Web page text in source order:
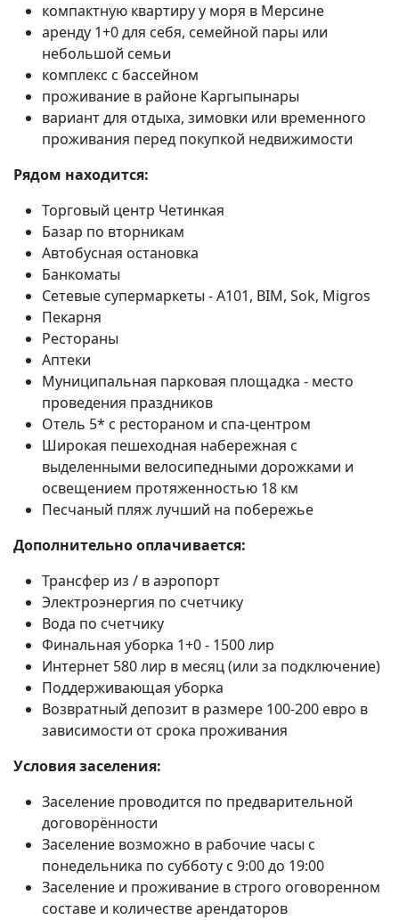
компактную квартиру у моря в Мерсине
аренду 1+0 для себя, семейной пары или
небольшой семьи
комплекс с бассейном
проживание в районе Каргыпынары
вариант для отдыха, зимовки или временного
проживания перед покупкой недвижимости
Рядом находится:
Торговый центр Четинкая
Базар по вторникам
Автобусная остановка
Банкоматы
Сетевые супермаркеты - A101, BIM, Sok, Migros
Пекарня
Рестораны
Аптеки
Муниципальная парковая площадка - место
проведения праздников
Отель 5* с рестораном и спа-центром
Широкая пешеходная набережная с
выделенными велосипедными дорожками и
освещением протяженностью 18 км
Песчаный пляж лучший на побережье
Дополнительно оплачивается:
Трансфер из / в аэропорт
Электроэнергия по счетчику
Вода по счетчику
Финальная уборка 1+0 - 1500 лир
Интернет 580 лир в месяц (или за подключение)
Поддерживающая уборка
Возвратный депозит в размере 100-200 евро в
зависимости от срока проживания
Условия заселения:
Заселение проводится по предварительной
договорённости
Заселение возможно в рабочие часы с
понедельника по субботу с 9:00 до 19:00
Заселение и проживание в строго оговоренном
составе и количестве арендаторов